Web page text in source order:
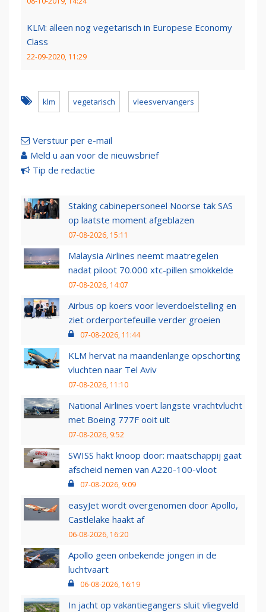
KLM: alleen nog vegetarisch in Europese Economy
Class
22-09-2020, 11:29
klm vegetarisch vleesvervangers
Verstuur per e-mail
Meld u aan voor de nieuwsbrief
Tip de redactie
Staking cabinepersoneel Noorse tak SAS
op laatste moment afgeblazen
07-08-2026, 15:11
Malaysia Airlines neemt maatregelen
nadat piloot 70.000 xtc-pillen smokkelde
07-08-2026, 14:07
Airbus op koers voor leverdoelstelling en
ziet orderportefeuille verder groeien
07-08-2026, 11:44
KLM hervat na maandenlange opschorting
vluchten naar Tel Aviv
07-08-2026, 11:10
National Airlines voert langste vrachtvlucht
met Boeing 777F ooit uit
07-08-2026, 9:52
SWISS hakt knoop door: maatschappij gaat
afscheid nemen van A220-100-vloot
07-08-2026, 9:09
easyJet wordt overgenomen door Apollo,
Castlelake haakt af
06-08-2026, 16:20
Apollo geen onbekende jongen in de
luchtvaart
06-08-2026, 16:19
In jacht op vakantiegangers sluit vliegveld